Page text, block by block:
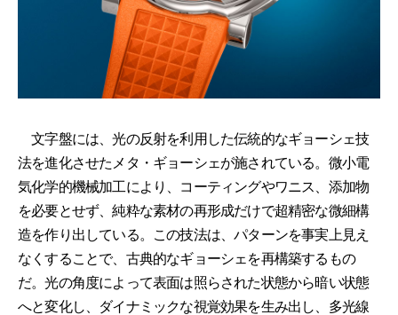
文字盤には、光の反射を利用した伝統的なギョーシェ技
法を進化させたメタ・ギョーシェが施されている。微小電
気化学的機械加工により、コーティングやワニス、添加物
を必要とせず、純粋な素材の再形成だけで超精密な微細構
造を作り出している。この技法は、パターンを事実上見え
なくすることで、古典的なギョーシェを再構築するもの
だ。光の角度によって表面は照らされた状態から暗い状態
へと変化し、ダイナミックな視覚効果を生み出し、多光線